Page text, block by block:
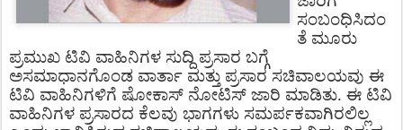
ಸಂಬಂಧಿಸಿದಂ
ತೆ ಮೂರು
ಪ್ರಮುಖ ಟಿವಿ ವಾಹಿನಿಗಳ ಸುದ್ದಿ ಪ್ರಸಾರ ಬಗ್ಗೆ
ಅಸಮಾಧಾನಗೊಂಡ ವಾರ್ತಾ ಮತ್ತು ಪ್ರಸಾರ ಸಚಿವಾಲಯವು ಈ
ಟಿವಿ ವಾಹಿನಿಗಳಿಗೆ ಷೋಕಾಸ್ ನೋಟಿಸ್ ಜಾರಿ ಮಾಡಿತು. ಈ ಟಿವಿ
ವಾಹಿನಿಗಳ ಪ್ರಸಾರದ ಕೆಲವು ಭಾಗಗಳು ಸಮರ್ಪಕವಾಗಿರಲಿಲ್ಲ